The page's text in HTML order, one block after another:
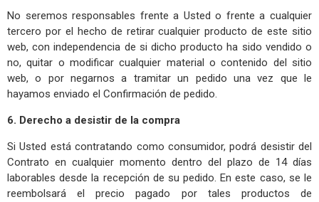
No seremos responsables frente a Usted o frente a cualquier
tercero por el hecho de retirar cualquier producto de este sitio
web, con independencia de si dicho producto ha sido vendido o
no, quitar o modificar cualquier material o contenido del sitio
web, o por negarnos a tramitar un pedido una vez que le
hayamos enviado el Confirmación de pedido.
6. Derecho a desistir de la compra
Si Usted está contratando como consumidor, podrá desistir del
Contrato en cualquier momento dentro del plazo de 14 días
laborables desde la recepción de su pedido. En este caso, se le
reembolsará el precio pagado por tales productos de